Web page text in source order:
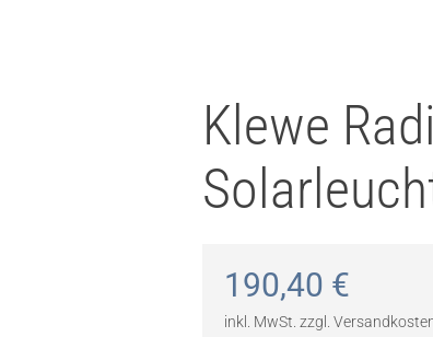
Klewe
190,40 €
inkl. MwSt. zzgl.